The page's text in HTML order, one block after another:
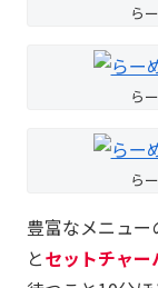
ら
ら
ら
豊富なメニュ
とセットチャー